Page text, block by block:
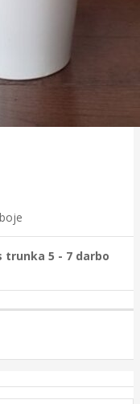
trunka 5 - 7 darbo